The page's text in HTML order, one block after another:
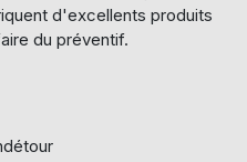
d'excellents produits
du préventif.